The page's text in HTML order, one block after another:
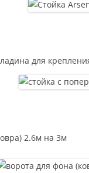
для
2.6м на 3м